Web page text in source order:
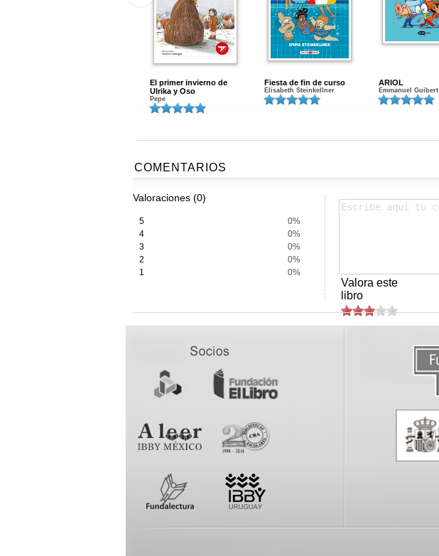
El primer invierno de
Ulrika y Oso
Pepe
Fiesta de fin de curso
Elisabeth Steinkellner
ARIOL
Emmanuel Guibert
COMENTARIOS
Valoraciones (0)
5
0%
4
0%
3
0%
2
0%
1
0%
Valora este
libro